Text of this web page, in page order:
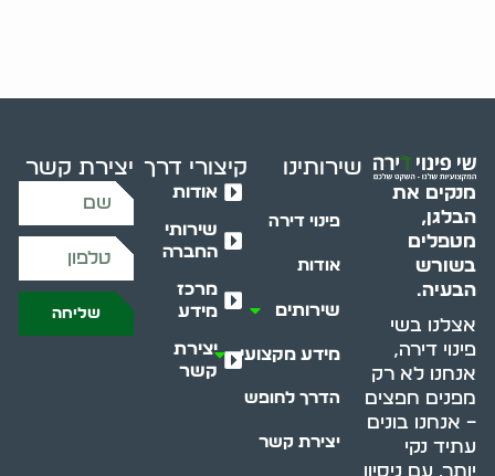
מנקים את
הבלגן,
מטפלים
בשורש
הבעיה.
אצלנו בשי
פינוי דירה,
אנחנו לא רק
מפנים חפצים
– אנחנו בונים
עתיד נקי
יותר. עם ניסיון
שירותינו
פינוי דירה
אודות
שירותים
מידע מקצועי
הדרך לחופש
יצירת קשר
קיצורי דרך
אודות
שירותי
החברה
מרכז
מידע
יצירת
קשר
יצירת קשר
שליחה